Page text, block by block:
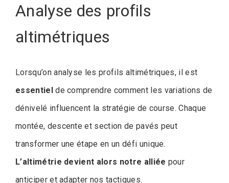
Analyse des profils
altimétriques
Lorsqu’on analyse les profils altimétriques, il est
essentielde comprendre comment les variations de
dénivelé influencent la stratégie de course. Chaque
montée, descente et section de pavés peut
transformer une étape en un défi unique.
L’altimétrie devient alors notre alliée pour
anticiper et adapter nos tactiques.